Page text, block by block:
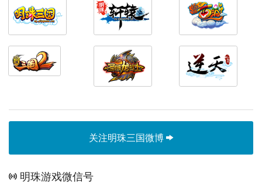
关注明珠三国微博
明珠游戏微信号